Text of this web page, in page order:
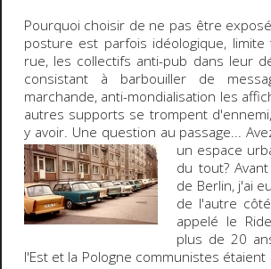
Pourquoi choisir de ne pas être
posture est parfois idéologique, limite
rue, les collectifs anti-pub dans leur
consistant à barbouiller de
marchande, anti-mondialisation les
autres supports se trompent d'ennemi
y avoir. Une question au passage...
un espace
du tout?
de Berlin, j'ai
de l'autre
appelé le
plus de 20
l'Est et la Pologne communistes